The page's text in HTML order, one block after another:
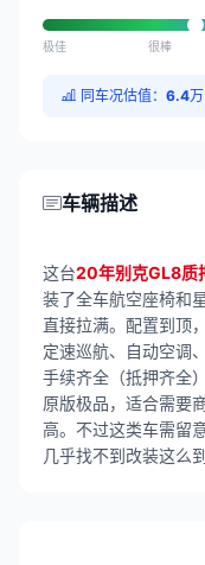
极佳 很棒
同车况估值： 6.4万
车辆描述
这台20年别克GL8质
装了全车航空座椅和
直接拉满。配置到顶
定速巡航、自动空调
手续齐全（抵押齐全
原版极品，适合需要
高。不过这类车需留
几乎找不到改装这么